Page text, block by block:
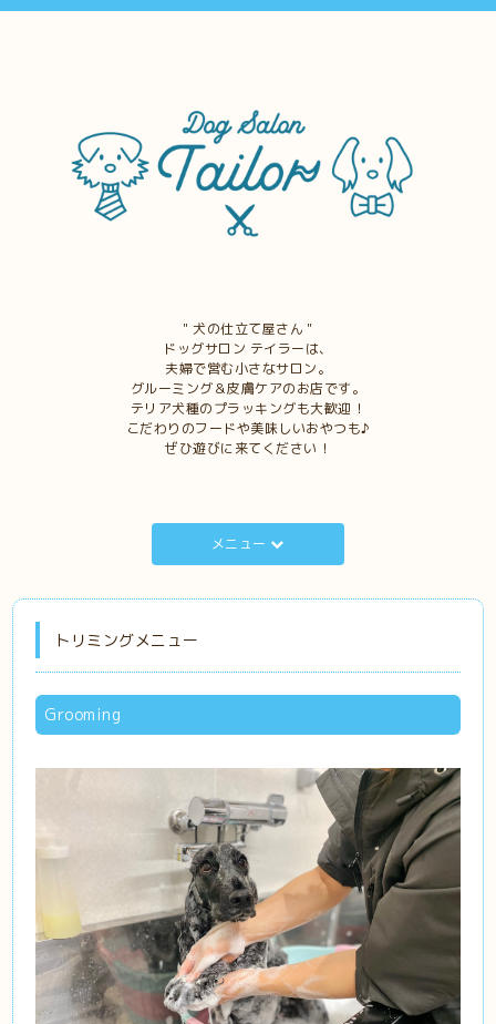
＂犬の仕立て屋さん＂
ドッグサロン テイラーは、
夫婦で営む小さなサロン。
グルーミング＆皮膚ケアのお店です。
テリア犬種のプラッキングも大歓迎！
こだわりのフードや美味しいおやつも♪
ぜひ遊びに来てください！
メニュー
トリミングメニュー
Grooming